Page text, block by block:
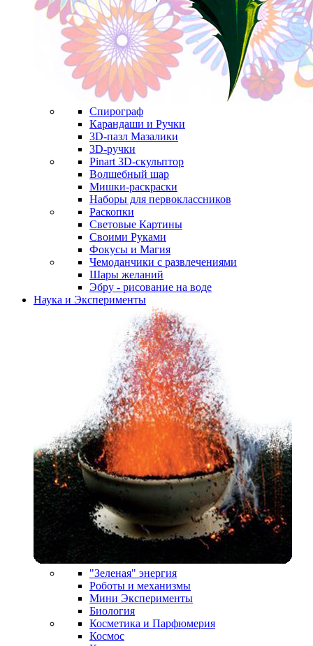
Спирограф
Карандаши и Ручки
3D-пазл Мазалики
3D-ручки
Pinart 3D-скульптор
Волшебный шар
Мишки-раскраски
Наборы для первоклассников
Раскопки
Световые Картины
Своими Руками
Фокусы и Магия
Чемоданчики с развлечениями
Шары желаний
Эбру - рисование на воде
Наука и Эксперименты
"Зеленая" энергия
Роботы и механизмы
Мини Эксперименты
Биология
Косметика и Парфюмерия
Космос